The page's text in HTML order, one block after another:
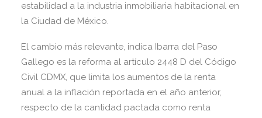
estabilidad a la industria inmobiliaria habitacional en
la Ciudad de México.
El cambio más relevante, indica Ibarra del Paso
Gallego es la reforma al artículo 2448 D del Código
Civil CDMX, que limita los aumentos de la renta
anual a la inflación reportada en el año anterior,
respecto de la cantidad pactada como renta